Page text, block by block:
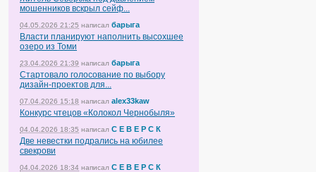
мошенников вскрыл сейф...
04.05.2026 21:25 написал барыга
Власти планируют наполнить высохшее
озеро из Томи
23.04.2026 21:39 написал барыга
Стартовало голосование по выбору
дизайн-проектов для...
07.04.2026 15:18 написал alex33kaw
Конкурс чтецов «Колокол Чернобыля»
04.04.2026 18:35 написал С Е В Е Р С К
Две невестки подрались на юбилее
свекрови
04.04.2026 18:34 написал С Е В Е Р С К